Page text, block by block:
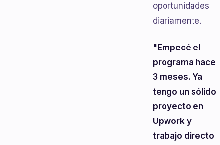
oportunidades
diariamente.
"Empecé el
programa hace
3 meses. Ya
tengo un sólido
proyecto en
Upwork y
trabajo directo